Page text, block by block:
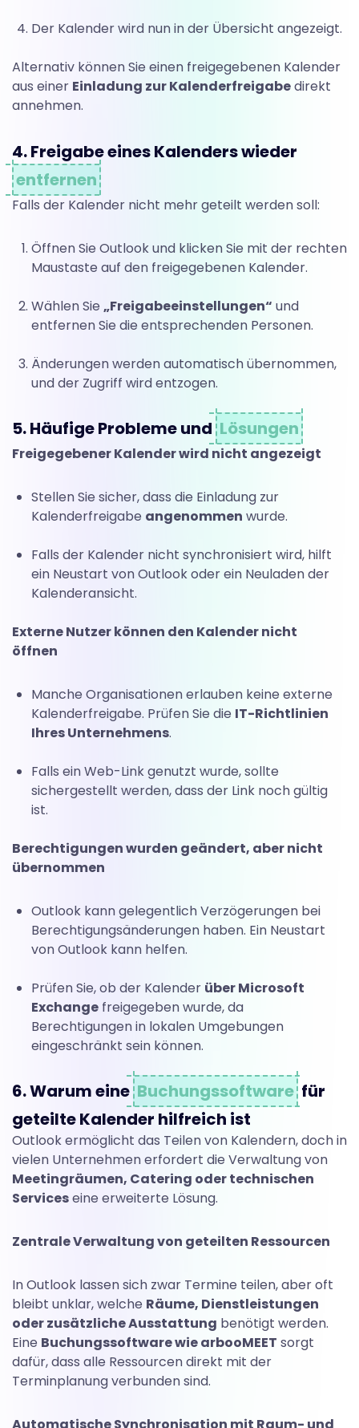
Der Kalender wird nun in der Übersicht angezeigt.
Alternativ können Sie einen freigegebenen Kalender
aus einer Einladung zur Kalenderfreigabedirekt
annehmen.
4. Freigabe eines Kalenders wieder
entfernen
Falls der Kalender nicht mehr geteilt werden soll:
Öffnen Sie Outlook und klicken Sie mit der rechten
Maustaste auf den freigegebenen Kalender.
Wählen Sie „Freigabeeinstellungen“ und
entfernen Sie die entsprechenden Personen.
Änderungen werden automatisch übernommen,
und der Zugriff wird entzogen.
5. Häufige Probleme und Lösungen
Freigegebener Kalender wird nicht angezeigt
Stellen Sie sicher, dass die Einladung zur
Kalenderfreigabe angenommen wurde.
Falls der Kalender nicht synchronisiert wird, hilft
ein Neustart von Outlook oder ein Neuladen der
Kalenderansicht.
Externe Nutzer können den Kalender nicht
öffnen
Manche Organisationen erlauben keine externe
Kalenderfreigabe. Prüfen Sie die IT-Richtlinien
Ihres Unternehmens.
Falls ein Web-Link genutzt wurde, sollte
sichergestellt werden, dass der Link noch gültig
ist.
Berechtigungen wurden geändert, aber nicht
übernommen
Outlook kann gelegentlich Verzögerungen bei
Berechtigungsänderungen haben. Ein Neustart
von Outlook kann helfen.
Prüfen Sie, ob der Kalender über Microsoft
Exchange freigegeben wurde, da
Berechtigungen in lokalen Umgebungen
eingeschränkt sein können.
6. Warum eine Buchungssoftware für
geteilte Kalender hilfreich ist
Outlook ermöglicht das Teilen von Kalendern, doch in
vielen Unternehmen erfordert die Verwaltung von
Meetingräumen, Catering oder technischen
Serviceseine erweiterte Lösung.
Zentrale Verwaltung von geteilten Ressourcen
In Outlook lassen sich zwar Termine teilen, aber oft
bleibt unklar, welche Räume, Dienstleistungen
oder zusätzliche Ausstattung benötigt werden.
Eine Buchungssoftware wie arbooMEET sorgt
dafür, dass alle Ressourcen direkt mit der
Terminplanung verbunden sind.